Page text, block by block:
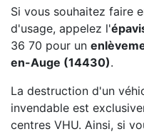
Si vous souhaitez faire
d'usage, appelez l'
36 70 pour un
en-Auge (14430).
La destruction d'un
invendable est
centres VHU. Ainsi, si